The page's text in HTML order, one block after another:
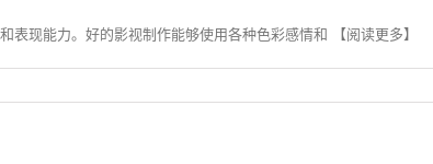
现能力。好的影视制作能够使用各种色彩感情和 【阅读更多】